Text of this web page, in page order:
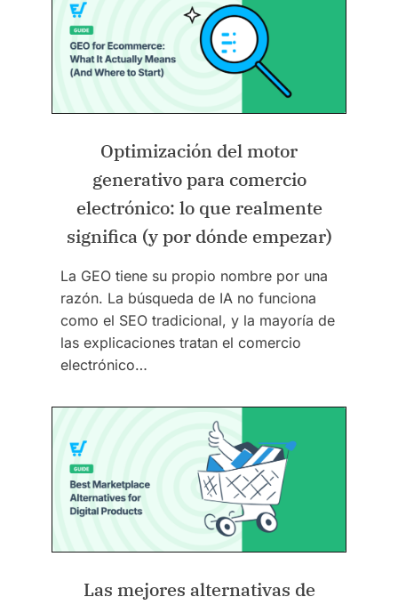
Optimización del motor
generativo para comercio
electrónico: lo que realmente
significa (y por dónde empezar)
La GEO tiene su propio nombre por una
razón. La búsqueda de IA no funciona
como el SEO tradicional, y la mayoría de
las explicaciones tratan el comercio
electrónico…
Las mejores alternativas de